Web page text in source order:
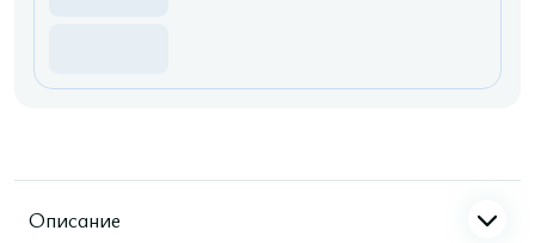
Описание